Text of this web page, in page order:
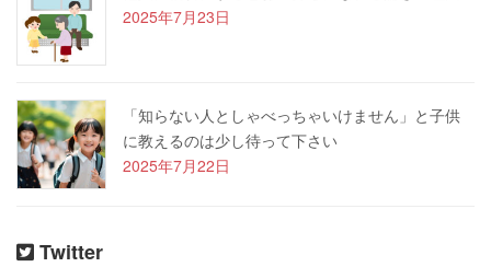
2025年7月23日
「知らない人としゃべっちゃいけません」と子供
に教えるのは少し待って下さい
2025年7月22日
Twitter